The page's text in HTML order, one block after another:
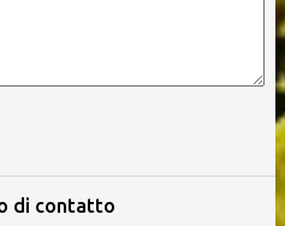
di contatto